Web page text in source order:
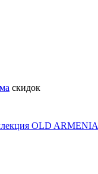
скидок
OLD ARMENIA